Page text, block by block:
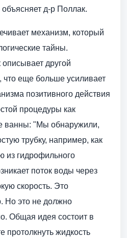
д-р Поллак.
механизм, который
тайны.
другой
что еще больше усиливает
позитивного действия
процедуры как
ванны: "Мы обнаружили,
трубку, например, как
из гидрофильного
поток воды через
скорость. Это
Но это не должно
Общая идея состоит в
протолкнуть жидкость